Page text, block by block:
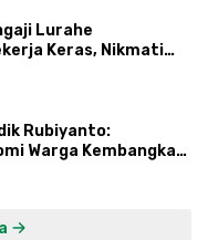
Lurahe
Keras, Nikmati
Rubiyanto:
Warga Kembangkan